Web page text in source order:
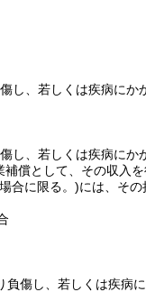
し、若しくは疾病に
し、若しくは疾病に
償として、その収入
合に限る。)には、そ
傷し、若しくは疾病